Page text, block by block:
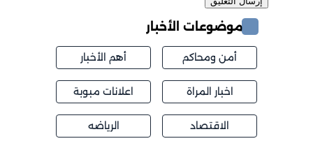
موضوعات الأخبار
أمن ومحاكم أهم الأخبار
اخبار المراة اعلانات مبوبة
الاقتصاد الرياضه